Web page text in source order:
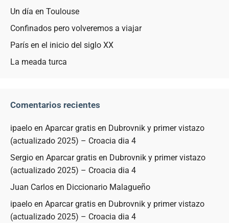
Un día en Toulouse
Confinados pero volveremos a viajar
París en el inicio del siglo XX
La meada turca
Comentarios recientes
ipaelo en Aparcar gratis en Dubrovnik y primer vistazo
(actualizado 2025) – Croacia dia 4
Sergio en Aparcar gratis en Dubrovnik y primer vistazo
(actualizado 2025) – Croacia dia 4
Juan Carlos en Diccionario Malagueño
ipaelo en Aparcar gratis en Dubrovnik y primer vistazo
(actualizado 2025) – Croacia dia 4